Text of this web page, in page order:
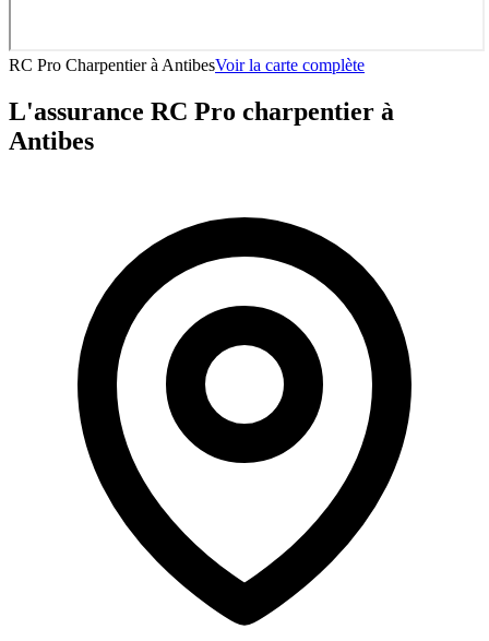
RC Pro Charpentierà AntibesVoir la carte complète
L'assurance RC Pro charpentier à
Antibes